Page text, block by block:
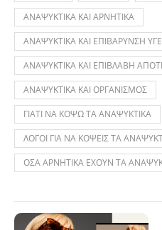
ΑΝΑΨΥΚΤΙΚΑ ΚΑΙ ΑΡΝΗΤΙΚΑ
ΑΝΑΨΥΚΤΙΚΑ ΚΑΙ ΕΠΙΒΑΡΥΝΣΗ
ΑΝΑΨΥΚΤΙΚΑ ΚΑΙ ΕΠΙΒΛΑΒΗ
ΑΝΑΨΥΚΤΙΚΑ ΚΑΙ ΟΡΓΑΝΙΣΜΟΣ
ΓΙΑΤΙ ΝΑ ΚΟΨΩ ΤΑ ΑΝΑΨΥΚΤΙΚΑ
ΛΟΓΟΙ ΓΙΑ ΝΑ ΚΟΨΕΙΣ ΤΑ
ΟΣΑ ΑΡΝΗΤΙΚΑ ΕΧΟΥΝ ΤΑ